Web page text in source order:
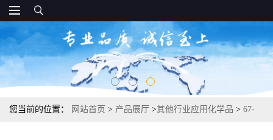
您当前的位置： 网站首页 > 产品展厅 >其他行业应用化学品 > 67-